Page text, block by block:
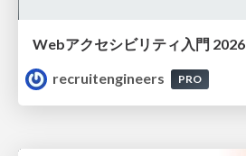
Webアクセシビリティ入門 2026
recruitengineers
PRO